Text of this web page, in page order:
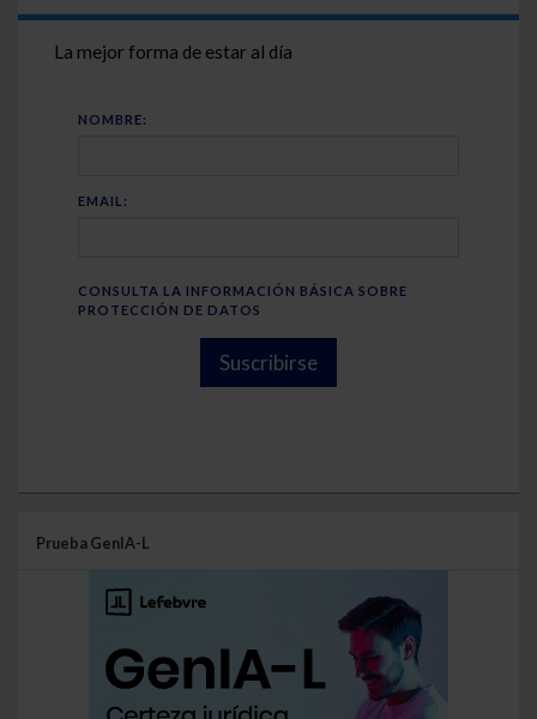
La mejor forma de estar al día
NOMBRE:
EMAIL:
CONSULTA LA INFORMACIÓN BÁSICA SOBRE
PROTECCIÓN DE DATOS
Suscribirse
Prueba GenIA-L